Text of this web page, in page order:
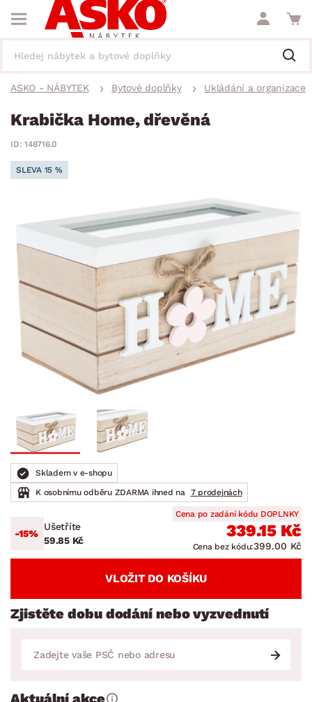
ASKO - NÁBYTEK Bytové doplňky Ukládání a organizace
Krabička Home, dřevěná
ID: 148716.0
SLEVA 15 %
Skladem v e-shopu
K osobnímu odběru ZDARMA ihned na
7 prodejnách
-15%
Ušetříte
59.85 Kč
Cena po zadání kódu DOPLNKY
339.15 Kč
Cena bez kódu:399.00 Kč
VLOŽIT DO KOŠÍKU
Zjistěte dobu dodání nebo vyzvednutí
Aktuální akce